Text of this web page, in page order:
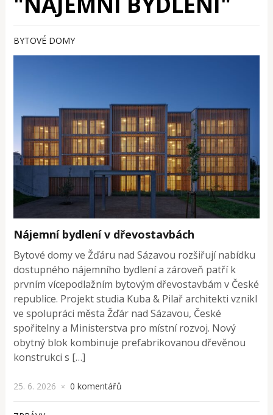
BYTOVÉ DOMY
Nájemní bydlení v dřevostavbách
Bytové domy ve Žďáru nad Sázavou rozšiřují nabídku
dostupného nájemního bydlení a zároveň patří k
prvním vícepodlažním bytovým dřevostavbám v České
republice. Projekt studia Kuba & Pilař architekti vznikl
ve spolupráci města Žďár nad Sázavou, České
spořitelny a Ministerstva pro místní rozvoj. Nový
obytný blok kombinuje prefabrikovanou dřevěnou
konstrukci s […]
25. 6. 2026 × 0 komentářů